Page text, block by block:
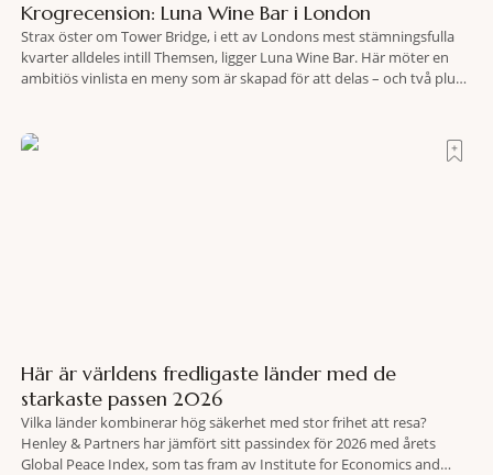
Krogrecension: Luna Wine Bar i London
Strax öster om Tower Bridge, i ett av Londons mest stämningsfulla
kvarter alldeles intill Themsen, ligger Luna Wine Bar. Här möter en
ambitiös vinlista en meny som är skapad för att delas – och två plus
Här är världens fredligaste länder med de
starkaste passen 2026
Vilka länder kombinerar hög säkerhet med stor frihet att resa?
Henley & Partners har jämfört sitt passindex för 2026 med årets
Global Peace Index, som tas fram av Institute for Economics and